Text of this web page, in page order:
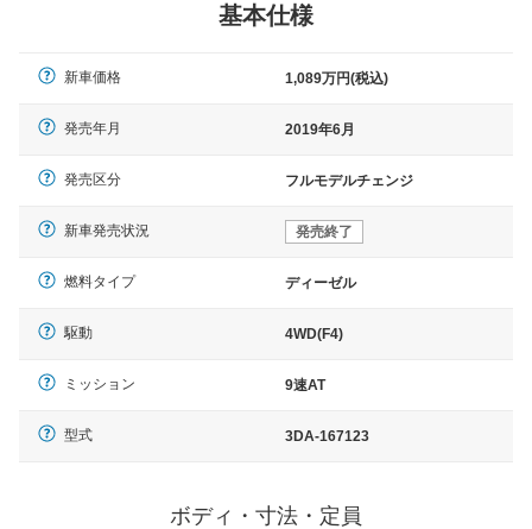
基本仕様
新車価格 1,089万円(税込)
発売年月 2019年6月
発売区分 フルモデルチェンジ
新車発売状況 発売終了
燃料タイプ ディーゼル
駆動 4WD(F4)
ミッション 9速AT
型式 3DA-167123
ボディ・寸法・定員